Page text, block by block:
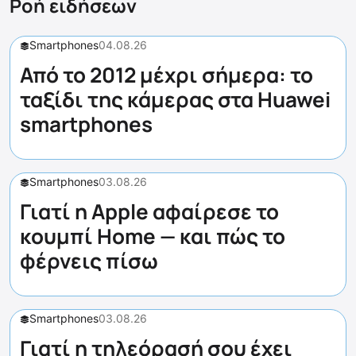
Ροή ειδήσεων
Smartphones04.08.26
Από το 2012 μέχρι σήμερα: το
ταξίδι της κάμερας στα Huawei
smartphones
Smartphones03.08.26
Γιατί η Apple αφαίρεσε το
κουμπί Home — και πώς το
φέρνεις πίσω
Smartphones03.08.26
Γιατί η τηλεόρασή σου έχει